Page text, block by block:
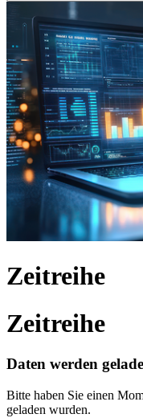
Zeitreihe
Zeitreihe
Daten werden
Bitte haben Sie einen
geladen wurden.